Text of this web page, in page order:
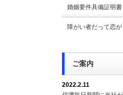
婚姻要件具備証明
障がい者だって恋が
ご案内
2022.2.11